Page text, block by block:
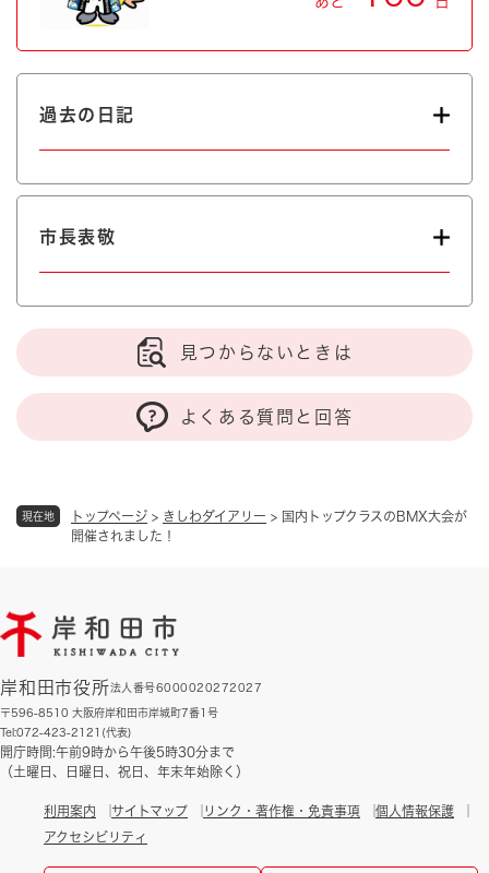
現在地 トップページ > きしわダイアリー > 国内トップクラスのBMX大会が
開催されました！
過去の日記
市長表敬
見つからないときは
よくある質問と回答
岸和田市役所法人番号6000020272027
〒596-8510 大阪府岸和田市岸城町7番1号
Tel:072-423-2121(代表)
開庁時間:午前9時から午後5時30分まで
（土曜日、日曜日、祝日、年末年始除く）
利用案内 サイトマップ リンク・著作権・免責事項
個人情報保護
アクセシビリティ